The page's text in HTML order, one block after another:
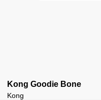
Kong Goodie Bone
Kong